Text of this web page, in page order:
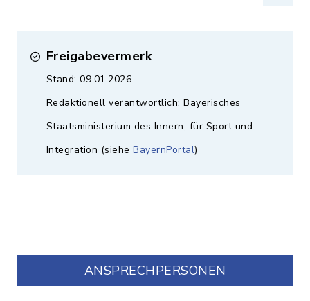
Freigabevermerk
Stand: 09.01.2026
Redaktionell verantwortlich: Bayerisches
Staatsministerium des Innern, für Sport und
Integration (siehe BayernPortal)
ANSPRECHPERSONEN